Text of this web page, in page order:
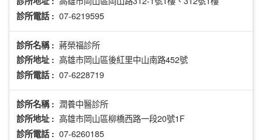
診所電話 : 07-6219595
診所名稱 : 蔣榮福診所
診所地址 : 高雄市岡山區後紅里中山南路452號
診所電話 : 07-6228719
診所名稱 : 潤養中醫診所
診所地址 : 高雄市岡山區柳橋西路一段20號1F
診所電話 : 07-6260185